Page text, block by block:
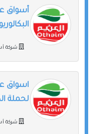
أسواق
شركة
لحملة
شركة